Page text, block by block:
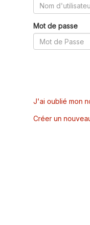
Mot de passe
J'ai oublié mon
Créer un